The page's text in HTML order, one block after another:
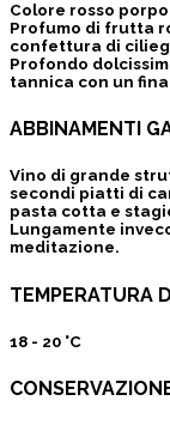
Colore rosso
Profumo di frutta
confettura di
Profondo
tannica con un
ABBINAMENTI
Vino di grande
secondi piatti di
pasta cotta e
Lungamente
meditazione.
TEMPERATURA
18 - 20 °C